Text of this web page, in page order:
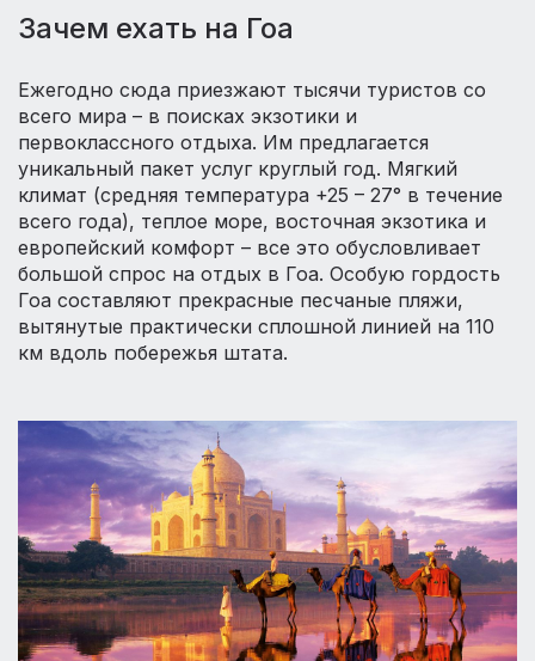
Зачем ехать на Гоа
Ежегодно сюда приезжают тысячи туристов со
всего мира – в поисках экзотики и
первоклассного отдыха. Им предлагается
уникальный пакет услуг круглый год. Мягкий
климат (средняя температура +25 – 27° в течение
всего года), теплое море, восточная экзотика и
европейский комфорт – все это обусловливает
большой спрос на отдых в Гоа. Особую гордость
Гоа составляют прекрасные песчаные пляжи,
вытянутые практически сплошной линией на 110
км вдоль побережья штата.